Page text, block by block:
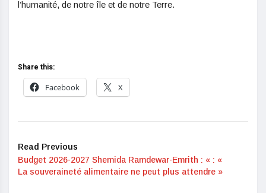
l’humanité, de notre île et de notre Terre.
Share this:
Facebook
X
Read Previous
Budget 2026-2027 Shemida Ramdewar-Emrith : « : «
La souveraineté alimentaire ne peut plus attendre »